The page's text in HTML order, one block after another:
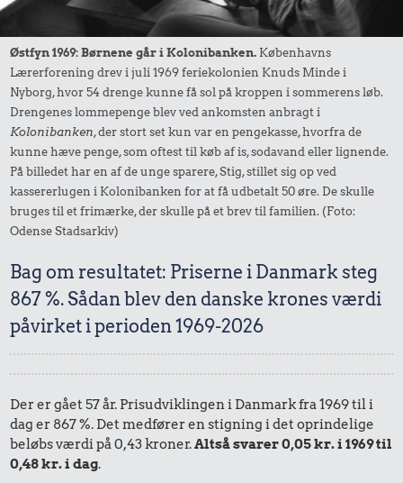
Østfyn 1969: Børnene går i Kolonibanken. Københavns
Lærerforening drev i juli 1969 feriekolonien Knuds Minde i
Nyborg, hvor 54 drenge kunne få sol på kroppen i sommerens løb.
Drengenes lommepenge blev ved ankomsten anbragt i
Kolonibanken, der stort set kun var en pengekasse, hvorfra de
kunne hæve penge, som oftest til køb af is, sodavand eller lignende.
På billedet har en af de unge sparere, Stig, stillet sig op ved
kassererlugen i Kolonibanken for at få udbetalt 50 øre. De skulle
bruges til et frimærke, der skulle på et brev til familien. (Foto:
Odense Stadsarkiv)
Bag om resultatet: Priserne i Danmark steg
867 %. Sådan blev den danske krones værdi
påvirket i perioden 1969-2026
Der er gået 57 år. Prisudviklingen i Danmark fra 1969 til i
dag er 867 %. Det medfører en stigning i det oprindelige
beløbs værdi på 0,43 kroner.Altså svarer 0,05 kr. i 1969 til
0,48 kr. i dag.